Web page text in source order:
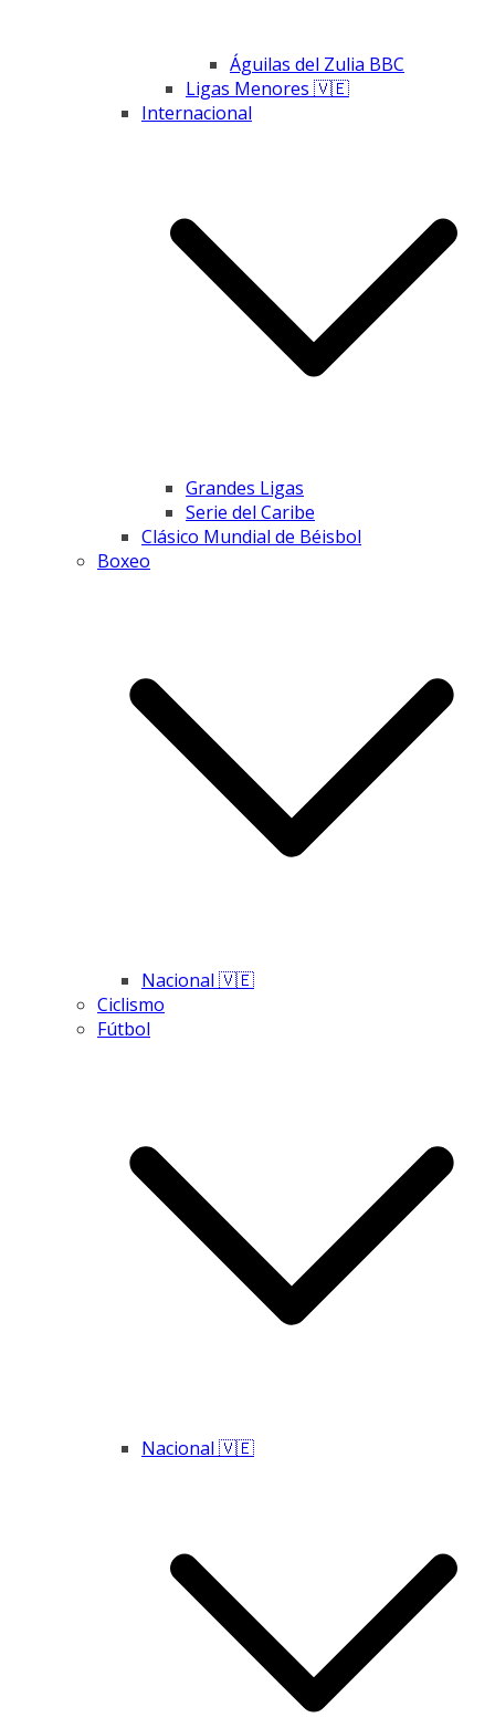
Águilas del Zulia BBC
Ligas Menores 🇻🇪
Internacional
Grandes Ligas
Serie del Caribe
Clásico Mundial de Béisbol
Boxeo
Nacional 🇻🇪
Ciclismo
Fútbol
Nacional 🇻🇪